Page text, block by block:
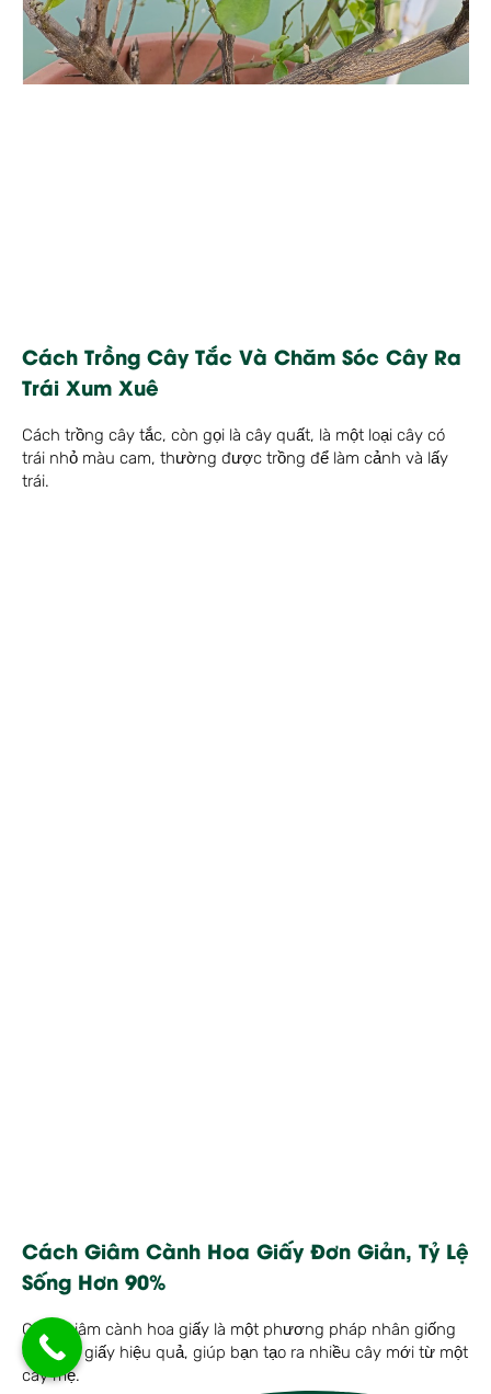
Cách Trồng Cây Tắc Và Chăm Sóc Cây Ra
Trái Xum Xuê
Cách trồng cây tắc, còn gọi là cây quất, là một loại cây có
trái nhỏ màu cam, thường được trồng để làm cảnh và lấy
trái.
Cách Giâm Cành Hoa Giấy Đơn Giản, Tỷ Lệ
Sống Hơn 90%
Cách giâm cành hoa giấy là một phương pháp nhân giống
cây hoa giấy hiệu quả, giúp bạn tạo ra nhiều cây mới từ một
cây mẹ.